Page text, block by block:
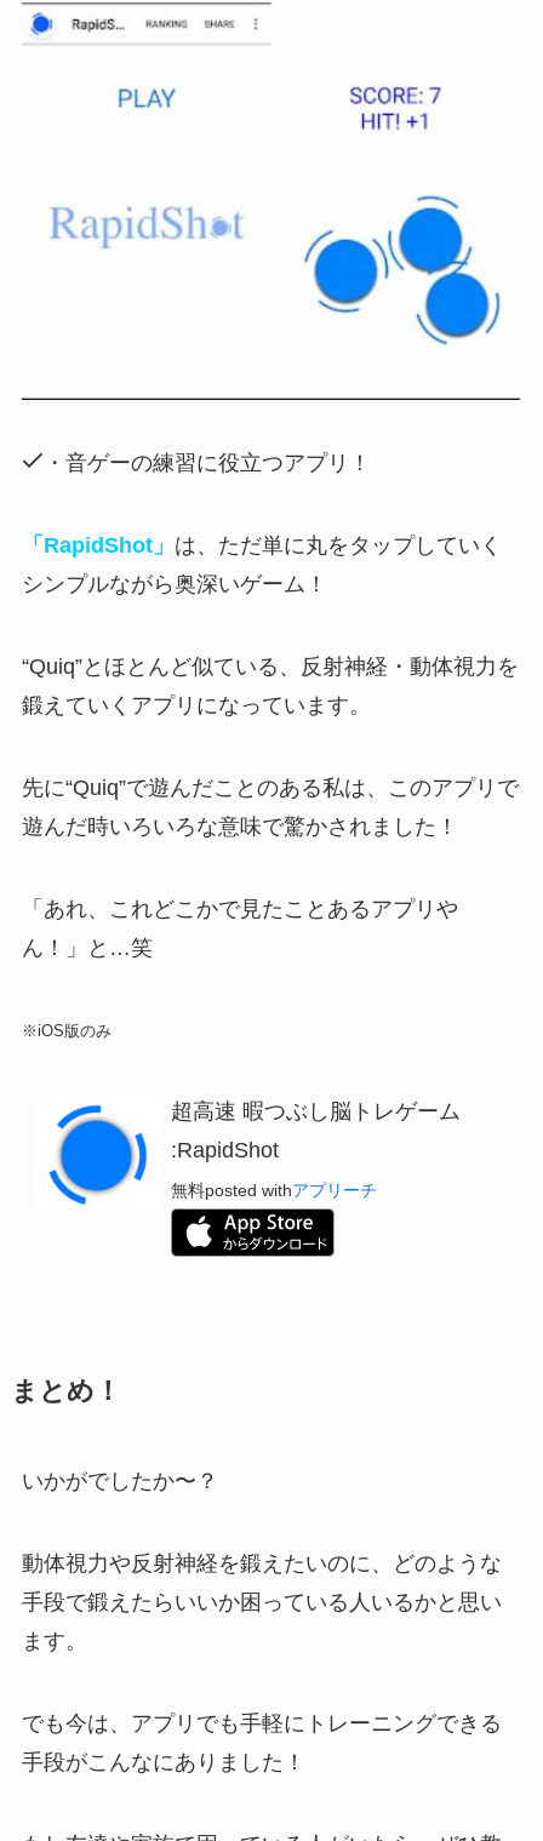
・音ゲーの練習に役立つアプリ！
「RapidShot」 は、ただ単に丸をタップしていく
シンプルながら奥深いゲーム！
“Quiq”とほとんど似ている 、反射神経・動体視力を
鍛えていくアプリになっています。
先に“Quiq”で遊んだことのある私は、このアプリで
遊んだ時いろいろな意味で驚かされました！
「あれ、これどこかで見たことあるアプリや
ん！」と…笑
※iOS版のみ
超高速 暇つぶし脳トレゲーム
:RapidShot
無料posted withアプリーチ
まとめ！
いかがでしたか〜？
動体視力や反射神経を鍛えたいのに、どのような
手段で鍛えたらいいか困っている人いるかと思い
ます。
でも今は、 アプリでも手軽にトレーニングできる
手段がこんなにありました！